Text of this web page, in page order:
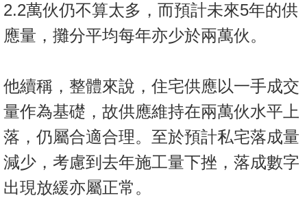
2.2萬伙仍不算太多，而預計未來5年的供
應量，攤分平均每年亦少於兩萬伙。
他續稱，整體來說，住宅供應以一手成交
量作為基礎，故供應維持在兩萬伙水平上
落，仍屬合適合理。至於預計私宅落成量
減少，考慮到去年施工量下挫，落成數字
出現放緩亦屬正常。